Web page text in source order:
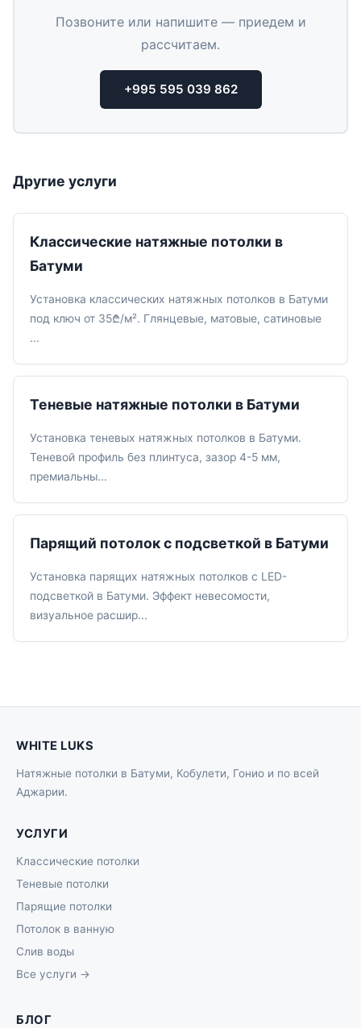
Позвоните или напишите — приедем и
рассчитаем.
+995 595 039 862
Другие услуги
Классические натяжные потолки в
Батуми
Установка классических натяжных потолков в Батуми
под ключ от 35₾/м². Глянцевые, матовые, сатиновые
...
Теневые натяжные потолки в Батуми
Установка теневых натяжных потолков в Батуми.
Теневой профиль без плинтуса, зазор 4-5 мм,
премиальны...
Парящий потолок с подсветкой в Батуми
Установка парящих натяжных потолков с LED-
подсветкой в Батуми. Эффект невесомости,
визуальное расшир...
WHITE LUKS
Натяжные потолки в Батуми, Кобулети, Гонио и по всей
Аджарии.
УСЛУГИ
Классические потолки
Теневые потолки
Парящие потолки
Потолок в ванную
Слив воды
Все услуги →
БЛОГ